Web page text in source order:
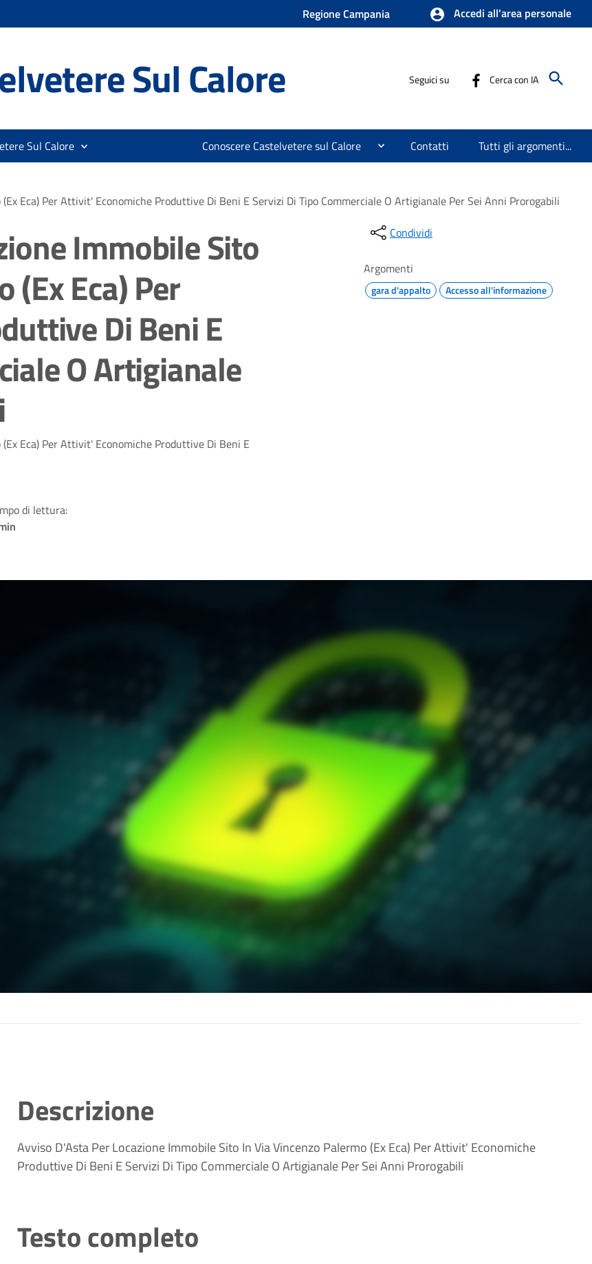
Regione Campania Accedi all'area personale
Sul Calore Seguici su Cerca con IA
Sul Calore Conoscere Castelvetere sul Calore Contatti Tutti gli argomenti...
Eca) Per Attivit' Economiche Produttive Di Beni E Servizi Di Tipo Commerciale O Artigianale Per Sei Anni Prorogabili
Immobile Sito
(Ex Eca) Per
Di Beni E
O Artigianale
Eca) Per Attivit' Economiche Produttive Di Beni E
di lettura:
Condividi
Argomenti
gara d'appalto Accesso all'informazione
Descrizione
Avviso D'Asta Per Locazione Immobile Sito In Via Vincenzo Palermo (Ex Eca) Per Attivit' Economiche
Produttive Di Beni E Servizi Di Tipo Commerciale O Artigianale Per Sei Anni Prorogabili
Testo completo